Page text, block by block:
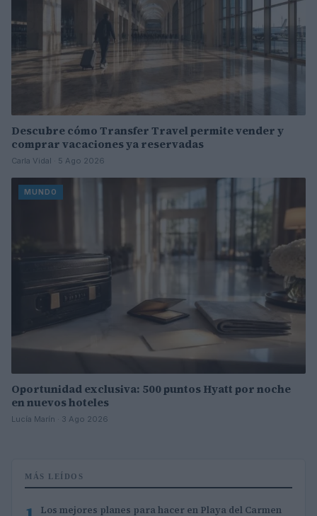
Descubre cómo Transfer Travel permite vender y
comprar vacaciones ya reservadas
Carla Vidal · 5 Ago 2026
MUNDO
Oportunidad exclusiva: 500 puntos Hyatt por noche
en nuevos hoteles
Lucía Marín · 3 Ago 2026
MÁS LEÍDOS
Los mejores planes para hacer en Playa del Carmen